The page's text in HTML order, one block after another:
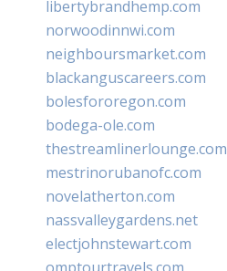
libertybrandhemp.com
norwoodinnwi.com
neighboursmarket.com
blackanguscareers.com
bolesfororegon.com
bodega-ole.com
thestreamlinerlounge.com
mestrinorubanofc.com
novelatherton.com
nassvalleygardens.net
electjohnstewart.com